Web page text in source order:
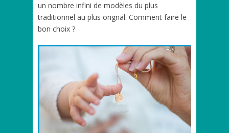
un nombre infini de modèles du plus
traditionnel au plus orignal. Comment faire le
bon choix ?